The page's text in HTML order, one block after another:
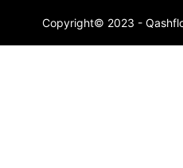
Copyright© 2023 -